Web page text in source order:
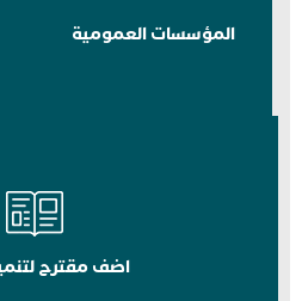
المؤسسات العمومية
اضف مقترح